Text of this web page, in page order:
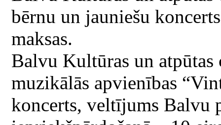
bērnu un jauniešu
maksas.
Balvu Kultūras un atpūtas
muzikālās apvienības
koncerts, veltījums Balvu